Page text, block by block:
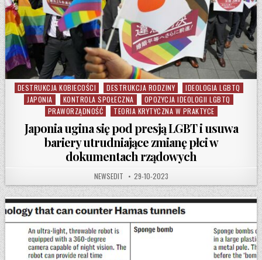
Posted in
DESTRUKCJA KOBIECOŚCI DESTRUKCJA RODZINY
IDEOLOGIA LGBTQ
JAPONIA
KONTROLA SPOŁECZNA
OPOZYCJA IDEOLOGII LGBTQ
PRAWORZĄDNOŚĆ
TEORIA KRYTYCZNA W PRAKTYCE
Japonia ugina się pod presją LGBT i usuwa
bariery utrudniające zmianę płci w
dokumentach rządowych
AUTHOR:
NEWSEDIT PUBLISHED DATE:
29-10-2023